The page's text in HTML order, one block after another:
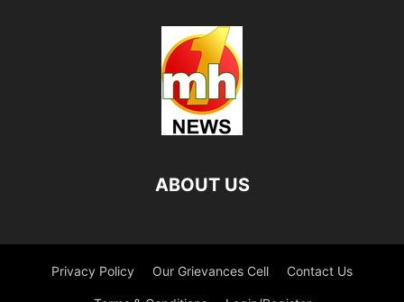
ABOUT US
Privacy Policy Our Grievances Cell Contact Us